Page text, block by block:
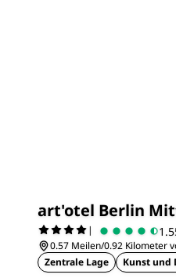
art'otel Berlin
|
0.57 Meilen/0.92 Kilometer
Zentrale Lage
Kunst und